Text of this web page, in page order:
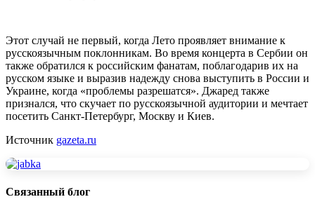
Этот случай не первый, когда Лето проявляет внимание к
русскоязычным поклонникам. Во время концерта в Сербии он
также обратился к российским фанатам, поблагодарив их на
русском языке и выразив надежду снова выступить в России и
Украине, когда «проблемы разрешатся». Джаред также
признался, что скучает по русскоязычной аудитории и мечтает
посетить Санкт-Петербург, Москву и Киев.
Источник gazeta.ru
Связанный блог